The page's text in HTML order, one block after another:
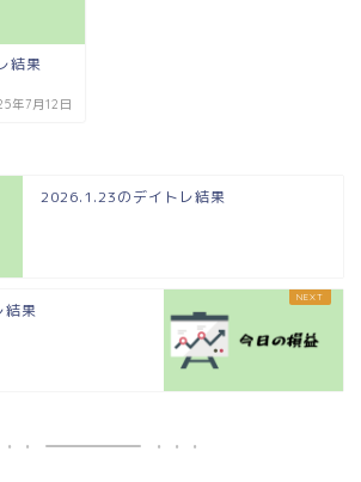
結果
年7月12日
2026.1.23のデイトレ結果
果